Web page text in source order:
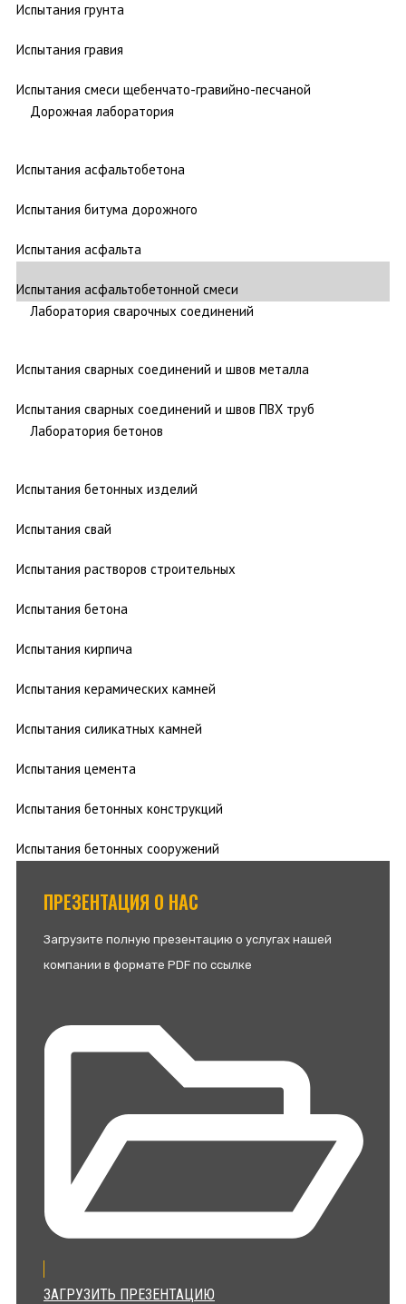
Испытания грунта
Испытания гравия
Испытания смеси щебенчато-гравийно-песчаной
Дорожная лаборатория
Испытания асфальтобетона
Испытания битума дорожного
Испытания асфальта
Испытания асфальтобетонной смеси
Лаборатория сварочных соединений
Испытания сварных соединений и швов металла
Испытания сварных соединений и швов ПВХ труб
Лаборатория бетонов
Испытания бетонных изделий
Испытания свай
Испытания растворов строительных
Испытания бетона
Испытания кирпича
Испытания керамических камней
Испытания силикатных камней
Испытания цемента
Испытания бетонных конструкций
Испытания бетонных сооружений
ПРЕЗЕНТАЦИЯ О НАС
Загрузите полную презентацию о услугах нашей
компании в формате PDF по ссылке
ЗАГРУЗИТЬ ПРЕЗЕНТАЦИЮ